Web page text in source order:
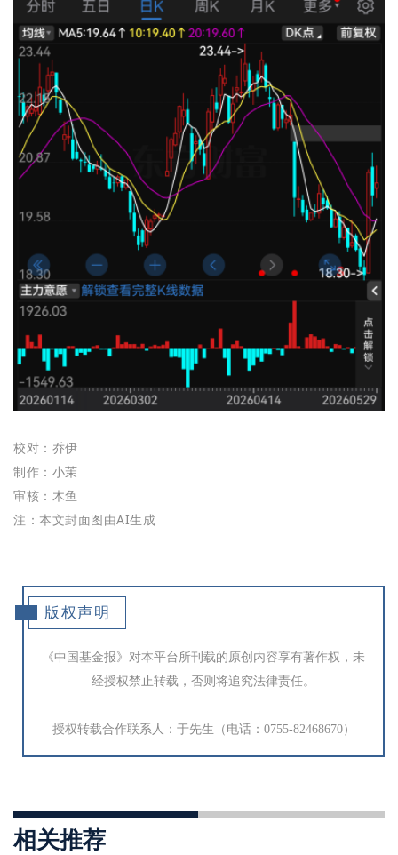
校对：乔伊
制作：小茉
审核：木鱼
注：本文封面图由AI生成
版权声明
《中国基金报》对本平台所刊载的原创内容享有著作权，未
经授权禁止转载，否则将追究法律责任。
授权转载合作联系人：于先生（电话：0755-82468670）
相关推荐